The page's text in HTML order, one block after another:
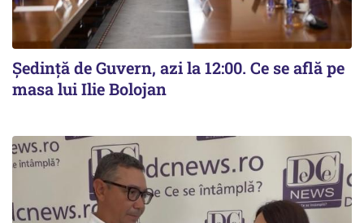
Ședință de Guvern, azi la 12:00. Ce se află pe
masa lui Ilie Bolojan